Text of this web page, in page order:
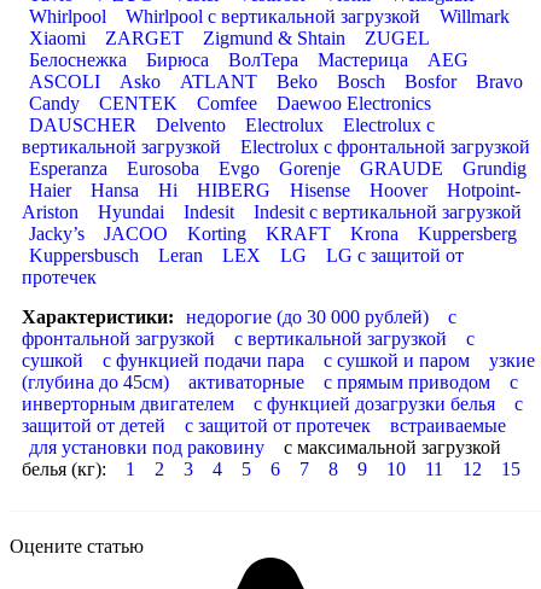
Whirlpool
Whirlpool с вертикальной загрузкой
Willmark
Xiaomi
ZARGET Zigmund & Shtain
ZUGEL
Белоснежка
Бирюса ВолТера Мастерица
AEG
ASCOLI
Asko ATLANT Beko Bosch Bosfor
Bravo
Candy
CENTEK Comfee
Daewoo Electronics
DAUSCHER
Delvento Electrolux
Electrolux с
вертикальной загрузкой
Electrolux с фронтальной загрузкой
Esperanza
Eurosoba Evgo Gorenje GRAUDE
Grundig
Haier
Hansa Hi HIBERG Hisense Hoover
Hotpoint-
Ariston
Hyundai Indesit
Indesit с вертикальной загрузкой
Jacky’s
JACOO Korting KRAFT Krona
Kuppersberg
Kuppersbusch
Leran LEX LG
LG с защитой от
протечек
Характеристики:
недорогие (до 30 000 рублей)
с
фронтальной загрузкой
с вертикальной загрузкой
с
сушкой
с функцией подачи пара с сушкой и паром
узкие
(глубина до 45см)
активаторные с прямым приводом
с
инверторным двигателем
с функцией дозагрузки белья
с
защитой от детей
с защитой от протечек
встраиваемые
для установки под раковину
с максимальной загрузкой
белья (кг):
1 2 3 4 5 6 7 8 9 10 11 12 15
Оцените статью